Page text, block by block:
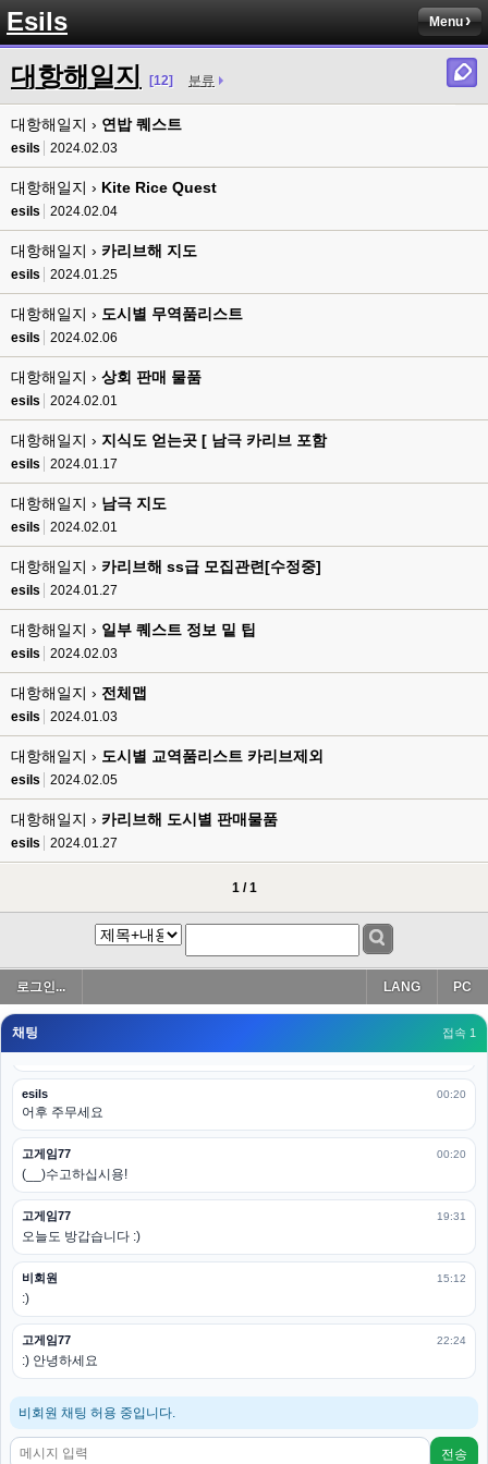
Esils Menu
대항해일지 [12] 분류
대항해일지 › 연밥 퀘스트
esils 2024.02.03
대항해일지 › Kite Rice Quest
esils 2024.02.04
대항해일지 › 카리브해 지도
esils 2024.01.25
대항해일지 › 도시별 무역품리스트
esils 2024.02.06
대항해일지 › 상회 판매 물품
esils 2024.02.01
대항해일지 › 지식도 얻는곳 [ 남극 카리브 포함
esils 2024.01.17
대항해일지 › 남극 지도
esils 2024.02.01
대항해일지 › 카리브해 ss급 모집관련[수정중]
esils 2024.01.27
대항해일지 › 일부 퀘스트 정보 밑 팁
esils 2024.02.03
대항해일지 › 전체맵
esils 2024.01.03
대항해일지 › 도시별 교역품리스트 카리브제외
esils 2024.02.05
대항해일지 › 카리브해 도시별 판매물품
esils 2024.01.27
1 / 1
로그인... PC
LANG
채팅 접속 1
esils 00:13
솔직히 적응이 xe1이다보니깐 라이믹스는 비슷하면서 틀리니 적응이 안되요
ㅋ
그렇다고 코어랑 모듈 전부 마개조해버릴려니 난중 또 공식버전 올라오면 답
없을꺼같아서 ;;
esils
이제 정상동작이겟지 !
고게임77
오 정상 이네요!
비회원
ㅇ
esils
채팅치믄 바로 반영 정상 ㅋ
고게임77
접속자는 ip당 1명인가 보네요. 다른 브로우저로 접속해도 3명인거보면
esils
음
폰으로 접속해보니 3이 되는데
esils 00:18
나가도 3이네 하핫 ...
고게임77 00:18
ㅋㅋㅋㅋㅋㅋㅋㅋ
esils 00:19
이게 db 접속자수로 잡는형태로 해서 그런가 ;;
밑에 일반웹게임이 더있었네요
esils
esils 00:19
다 펼쳐두면 너무길어서 ..
esils 00:19
모바일로 보는데도 좀 불편하더라구요
고게임77 00:19
아 ㅋㅋ 내일도 심심하면 들리겠습니다. 벌써 12시가 넘었었네요
esils 00:20
어후 주무세요
고게임77 00:20
(__)수고하십시용!
고게임77 19:31
오늘도 방갑습니다 :)
비회원 15:12
:)
고게임77 22:24
:) 안녕하세요
비회원 채팅 허용 중입니다.
전송